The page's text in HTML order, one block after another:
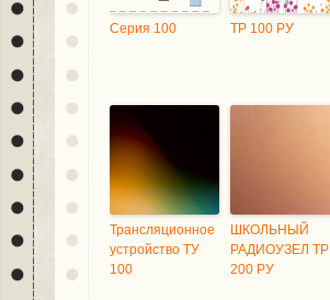
Серия 100 ТР 100 РУ
Трансляционное
устройство ТУ
100
ШКОЛЬНЫЙ
РАДИОУЗЕЛ ТР
200 РУ